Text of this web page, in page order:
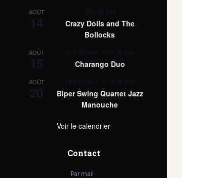
AOÛT
14
19 h 00 min
Crazy Dolls and The
Bollocks
AOÛT
15
11 h 00 min - 17 h 00 min
Charango Duo
AOÛT
20
16 h 00 min - 17 h 00 min
Biper Swing Quartet Jazz
Manouche
Voir le calendrier
Contact
Par mail :